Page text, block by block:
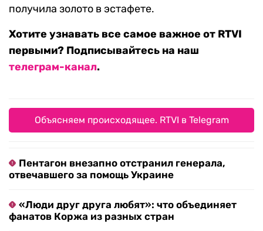
получила золото в эстафете.
Хотите узнавать все самое важное от RTVI
первыми? Подписывайтесь на наш
телеграм-канал.
Объясняем происходящее. RTVI в Telegram
Пентагон внезапно отстранил генерала,
отвечавшего за помощь Украине
«Люди друг друга любят»: что объединяет
фанатов Коржа из разных стран